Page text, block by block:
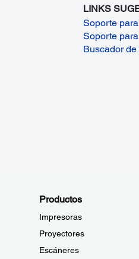
LINKS
Soporte
Soporte
Buscador de
Productos
Impresoras
Proyectores
Escáneres